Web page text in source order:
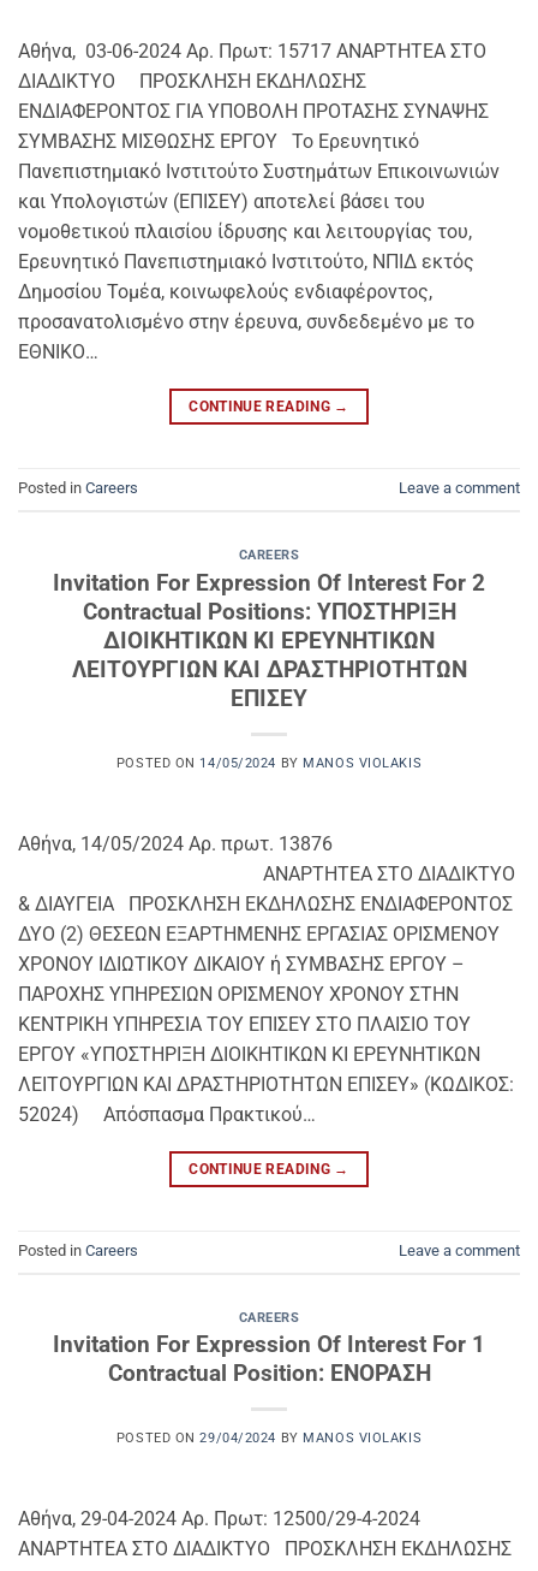
Αθήνα, 03-06-2024 Αρ. Πρωτ: 15717 ΑΝΑΡΤΗΤΕΑ ΣΤΟ
ΔΙΑΔΙΚΤΥΟ ΠΡΟΣΚΛΗΣΗ ΕΚΔΗΛΩΣΗΣ
ΕΝΔΙΑΦΕΡΟΝΤΟΣ ΓΙΑ ΥΠΟΒΟΛΗ ΠΡΟΤΑΣΗΣ ΣΥΝΑΨΗΣ
ΣΥΜΒΑΣΗΣ ΜΙΣΘΩΣΗΣ ΕΡΓΟΥ Το Ερευνητικό
Πανεπιστημιακό Ινστιτούτο Συστημάτων Επικοινωνιών
και Υπολογιστών (ΕΠΙΣΕΥ) αποτελεί βάσει του
νομοθετικού πλαισίου ίδρυσης και λειτουργίας του,
Ερευνητικό Πανεπιστημιακό Ινστιτούτο, ΝΠΙΔ εκτός
Δημοσίου Τομέα, κοινωφελούς ενδιαφέροντος,
προσανατολισμένο στην έρευνα, συνδεδεμένο με το
ΕΘΝΙΚΟ…
CONTINUE READING →
Posted in Careers Leave a comment
CAREERS
Invitation For Expression Of Interest For 2
Contractual Positions: ΥΠΟΣΤΗΡΙΞΗ
ΔΙΟΙΚΗΤΙΚΩΝ ΚΙ ΕΡΕΥΝΗΤΙΚΩΝ
ΛΕΙΤΟΥΡΓΙΩΝ ΚΑΙ ΔΡΑΣΤΗΡΙΟΤΗΤΩΝ
ΕΠΙΣΕΥ
POSTED ON 14/05/2024 BY MANOS VIOLAKIS
Αθήνα, 14/05/2024 Αρ. πρωτ. 13876
ΑΝΑΡΤΗΤΕΑ ΣΤΟ ΔΙΑΔΙΚΤΥΟ
& ΔΙΑΥΓΕΙΑ ΠΡΟΣΚΛΗΣΗ ΕΚΔΗΛΩΣΗΣ ΕΝΔΙΑΦΕΡΟΝΤΟΣ
ΔΥΟ (2) ΘΕΣΕΩΝ ΕΞΑΡΤΗΜΕΝΗΣ ΕΡΓΑΣΙΑΣ ΟΡΙΣΜΕΝΟΥ
ΧΡΟΝΟΥ ΙΔΙΩΤΙΚΟΥ ΔΙΚΑΙΟΥ ή ΣΥΜΒΑΣΗΣ ΕΡΓΟΥ –
ΠΑΡΟΧΗΣ ΥΠΗΡΕΣΙΩΝ ΟΡΙΣΜΕΝΟΥ ΧΡΟΝΟΥ ΣΤΗΝ
ΚΕΝΤΡΙΚΗ ΥΠΗΡΕΣΙΑ ΤΟΥ ΕΠΙΣΕΥ ΣΤΟ ΠΛΑΙΣΙΟ ΤΟΥ
ΕΡΓΟΥ «ΥΠΟΣΤΗΡΙΞΗ ΔΙΟΙΚΗΤΙΚΩΝ ΚΙ ΕΡΕΥΝΗΤΙΚΩΝ
ΛΕΙΤΟΥΡΓΙΩΝ ΚΑΙ ΔΡΑΣΤΗΡΙΟΤΗΤΩΝ ΕΠΙΣΕΥ» (ΚΩΔΙΚΟΣ:
52024) Απόσπασμα Πρακτικού…
CONTINUE READING →
Posted in Careers Leave a comment
CAREERS
Invitation For Expression Of Interest For 1
Contractual Position: ΕΝΟΡΑΣΗ
POSTED ON29/04/2024 BY MANOS VIOLAKIS
Αθήνα, 29-04-2024 Αρ. Πρωτ: 12500/29-4-2024
ΑΝΑΡΤΗΤΕΑ ΣΤΟ ΔΙΑΔΙΚΤΥΟ ΠΡΟΣΚΛΗΣΗ ΕΚΔΗΛΩΣΗΣ